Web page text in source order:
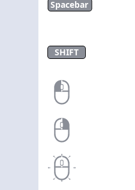
Spacebar
SHIFT